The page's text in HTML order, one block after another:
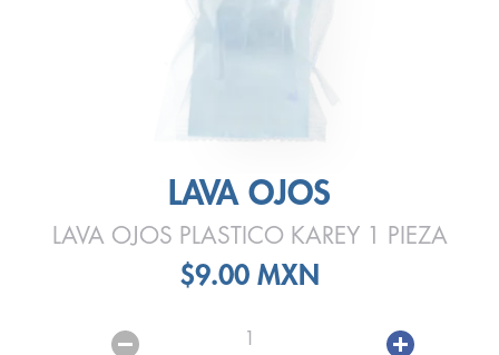
LAVA OJOS
LAVA OJOS PLASTICO KAREY 1 PIEZA
$9.00 MXN
1